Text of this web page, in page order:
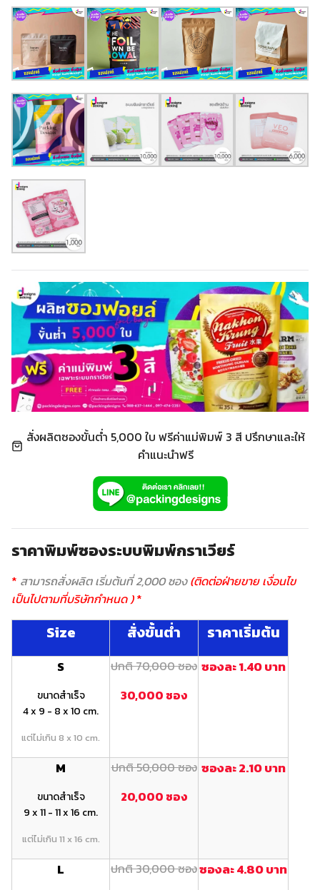
สั่งผลิตซองขั้นต่ำ 5,000 ใบ ฟรีค่าแม่พิมพ์ 3 สี ปรึกษาและให้
คำแนะนำฟรี
ราคาพิมพ์ซองระบบพิมพ์กราเวียร์
* สามารถสั่งผลิต เริ่มต้นที่ 2,000 ซอง(ติดต่อฝ่ายขาย เงื่อนไข
เป็นไปตามที่บริษัทกำหนด ) *
Size สั่งขั้นต่ำ ราคาเริ่มต้น
S
ขนาดสำเร็จ
4 x 9 - 8 x 10 cm.
แต่ไม่เกิน 8 x 10 cm.
ปกติ 70,000 ซอง
30,000 ซอง
ซองละ 1.40 บาท
M
ขนาดสำเร็จ
9 x 11 - 11 x 16 cm.
แต่ไม่เกิน 11 x 16 cm.
ปกติ 50,000 ซอง
20,000 ซอง
ซองละ 2.10 บาท
L
ปกติ 30,000 ซองซองละ 4.80 บาท